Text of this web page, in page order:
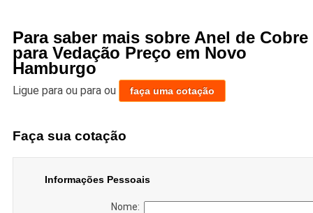
Para saber mais sobre Anel de Cobre
para Vedação Preço em Novo
Hamburgo
Ligue para ou para ou faça uma cotação
Faça sua cotação
Informações Pessoais
Nome: